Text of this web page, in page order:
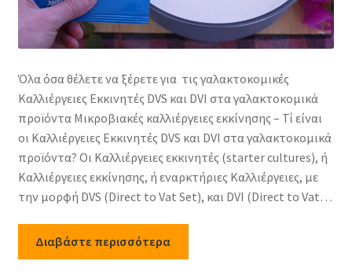
Όλα όσα θέλετε να ξέρετε για τις γαλακτοκομικές
Καλλιέργειες Εκκινητές DVS και DVI στα γαλακτοκομικά
προϊόντα Μικροβιακές καλλιέργειες εκκίνησης – Τί είναι
οι Καλλιέργειες Εκκινητές DVS και DVI στα γαλακτοκομικά
προϊόντα? Οι Καλλιέργειες εκκινητές (starter cultures), ή
Καλλιέργειες εκκίνησης, ή εναρκτήριες Καλλιέργειες, με
την μορφή DVS (Direct to Vat Set), και DVI (Direct to Vat…
Διαβάστε περισσότερα